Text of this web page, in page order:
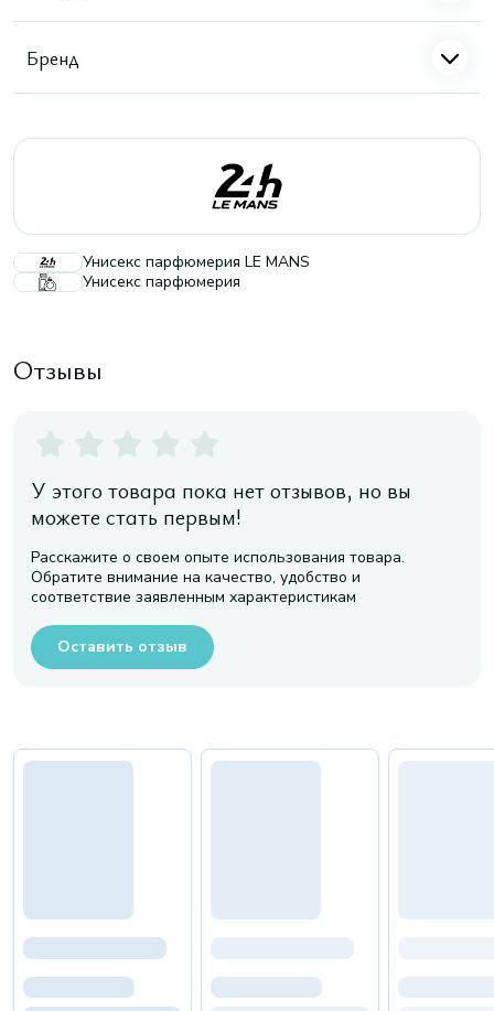
Бренд
Унисекс парфюмерия LE MANS
Унисекс парфюмерия
Отзывы
У этого товара пока нет отзывов, но вы
можете стать первым!
Расскажите о своем опыте использования товара.
Обратите внимание на качество, удобство и
соответствие заявленным характеристикам
Оставить отзыв